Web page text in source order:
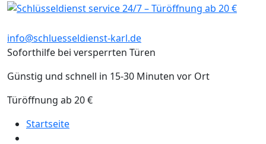
info@schluesseldienst-karl.de
Soforthilfe bei versperrten Türen
Günstig und schnell in 15-30 Minuten vor Ort
Türöffnung ab 20 €
Startseite